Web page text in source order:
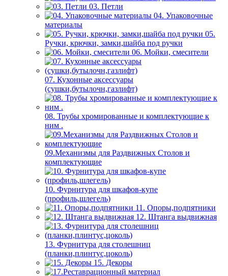
03. Петли
04. Упаковочные
материалы
05.
Ручки, крючки, замки,шайба под ручки
06. Мойки, смесители
07. Кухонные аксессуары
(сушки,бутылочн,газлифт)
08. Трубы хромированные и комплектующие к
ним .
09.Механизмы для Раздвижных Столов и
комплектующие
10. Фурнитура для шкафов-купе
(профиль,шлегель)
11. Опоры,подпятники
12. Штанга выдвижная
13. Фурнитура для столешниц
(планки,плинтус,цоколь)
15. Декоры